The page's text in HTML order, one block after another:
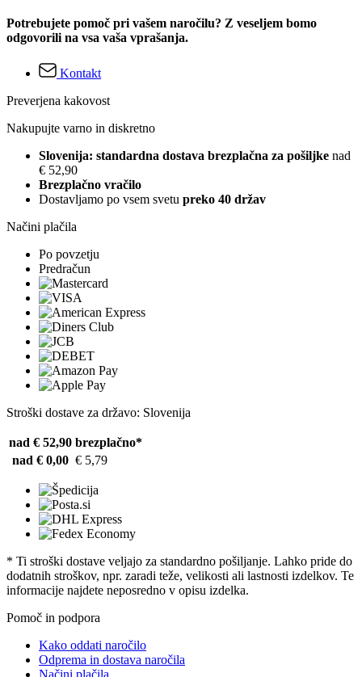
Potrebujete pomoč pri vašem naročilu? Z veseljem bomo
odgovorili na vsa vaša vprašanja.
Kontakt
Preverjena kakovost
Nakupujte varno in diskretno
Slovenija: standardna dostava brezplačna za pošiljke nad
€ 52,90
Brezplačno vračilo
Dostavljamo po vsem svetu preko 40 držav
Načini plačila
Po povzetju
Predračun
Stroški dostave za državo: Slovenija
nad € 52,90 brezplačno*
nad € 0,00 € 5,79
* Ti stroški dostave veljajo za standardno pošiljanje. Lahko pride do
dodatnih stroškov, npr. zaradi teže, velikosti ali lastnosti izdelkov. Te
informacije najdete neposredno v opisu izdelka.
Pomoč in podpora
Kako oddati naročilo
Odprema in dostava naročila
Načini plačila